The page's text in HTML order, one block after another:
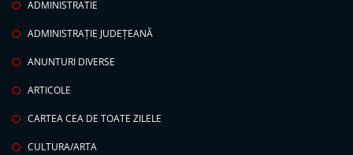
ADMINISTRATIE
ADMINISTRAȚIE JUDEȚEANĂ
ANUNTURI DIVERSE
ARTICOLE
CARTEA CEA DE TOATE ZILELE
CULTURA/ARTA